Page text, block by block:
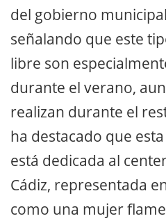
del gobierno
señalando que este
libre son
durante el verano,
realizan durante el
ha destacado que
está dedicada al
Cádiz, representada
como una mujer